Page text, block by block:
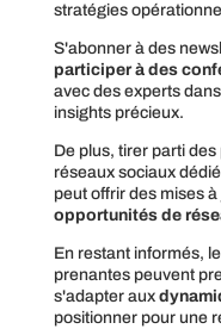
stratégies
S'abonner à des
participer à des
avec des experts
insights précieux.
De plus, tirer parti des
réseaux sociaux
peut offrir des mises
opportunités de
En restant informés,
prenantes peuvent
s'adapter aux
positionner pour une